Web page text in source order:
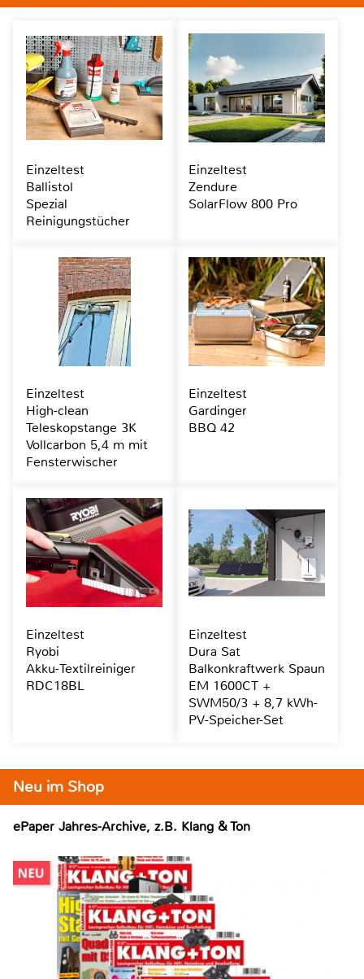
Neu im Shop
ePaper Jahres-Archive, z.B. Klang & Ton
Einzeltest
Ballistol
Spezial
Reinigungstücher
Einzeltest
Zendure
SolarFlow 800 Pro
Einzeltest
High-clean
Teleskopstange 3K
Vollcarbon 5,4 m mit
Fensterwischer
Einzeltest
Gardinger
BBQ 42
Einzeltest
Ryobi
Akku-Textilreiniger
RDC18BL
Einzeltest
Dura Sat
Balkonkraftwerk Spaun
EM 1600CT +
SWM50/3 + 8,7 kWh-
PV-Speicher-Set